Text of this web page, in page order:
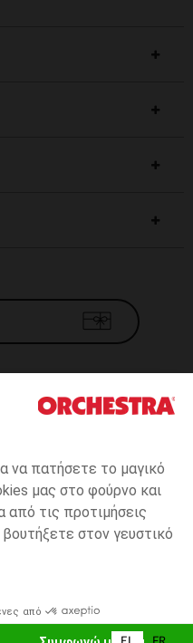
να πατήσετε το μαγικό
μας στο φούρνο και
από τις προτιμήσεις
στον γευστικό
από
one
με
Πώλησης
cookies
συμμορφούμενη
δεοντολογίας και στο σύστημα
Ηλεκτρονικού Εμπορίου.